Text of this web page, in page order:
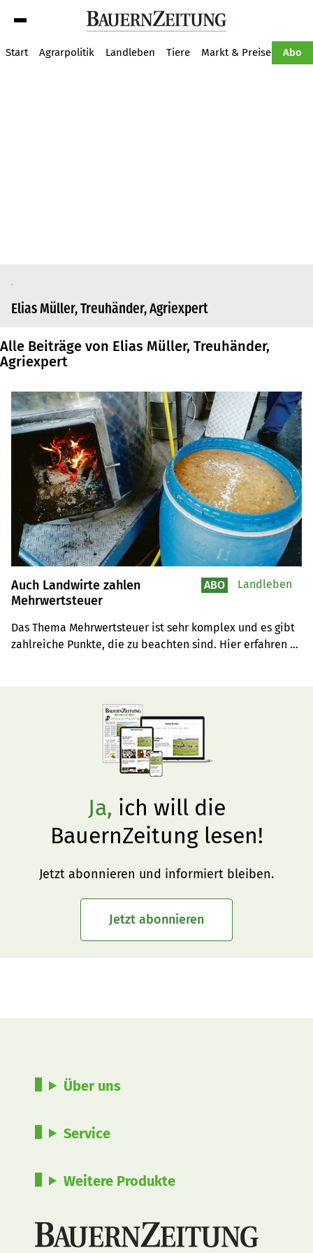
Start Agrarpolitik Landleben Tiere Markt & Preise Abo
Elias Müller, Treuhänder, Agriexpert
Alle Beiträge von Elias Müller, Treuhänder,
Agriexpert
Auch Landwirte zahlen
Mehrwertsteuer
Das Thema Mehrwertsteuer ist sehr komplex und es gibt
zahlreiche Punkte, die zu beachten sind. Hier erfahren
ABO Landleben
Ja, ich will die
BauernZeitung lesen!
Jetzt abonnieren und informiert bleiben.
Jetzt abonnieren
Über uns
Service
Weitere Produkte